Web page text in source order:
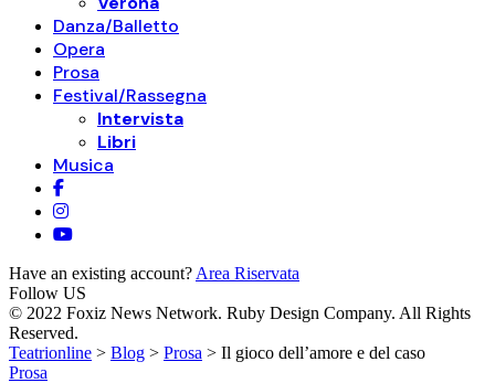
Danza/Balletto
Opera
Prosa
Festival/Rassegna
Intervista
Libri
Musica
Have an existing account? Area Riservata
Follow US
© 2022 Foxiz News Network. Ruby Design Company. All Rights
Reserved.
Teatrionline > Blog > Prosa > Il gioco dell’amore e del caso
Prosa